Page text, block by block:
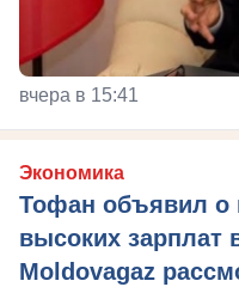
вчера в 15:41
Экономика
Тофан объявил о
высоких зарплат
Moldovagaz